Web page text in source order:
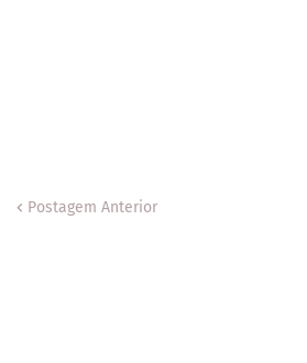
Postagem Anterior